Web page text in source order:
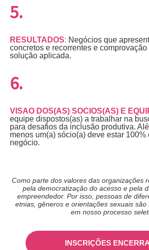
5.
RESULTADOS: Negócios que
concretos e recorrentes e
solução aplicada.
6.
VISÃO DOS(AS) SÓCIOS(AS) E
equipe dispostos(as) a trabalhar na
para desafios da inclusão produtiva.
menos um(a) sócio(a) deve estar
negócio.
Como parte dos valores das organizações
pela democratização do acesso e pela
empreendedor. Por isso, pessoas de
etnias, gêneros e orientações sexuais
em nosso processo
INSCRIÇÕES